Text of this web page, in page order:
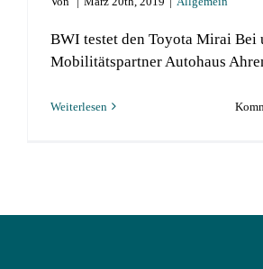
BWI testet den Toyota Mirai Bei
Mobilitätspartner Autohaus
Weiterlesen